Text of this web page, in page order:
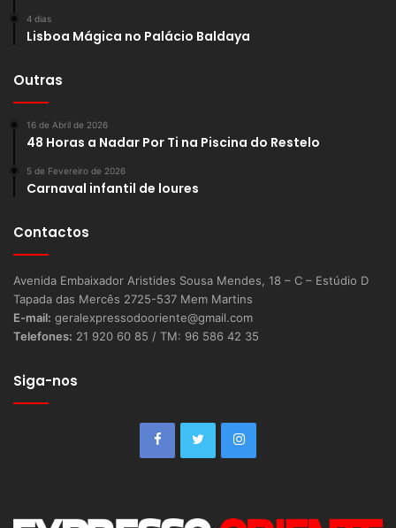
4 dias
Lisboa Mágica no Palácio Baldaya
Outras
16 de Abril de 2026
48 Horas a Nadar Por Ti na Piscina do Restelo
5 de Fevereiro de 2026
Carnaval infantil de loures
Contactos
Avenida Embaixador Aristides Sousa Mendes, 18 – C – Estúdio D
Tapada das Mercês 2725-537 Mem Martins
E-mail: geralexpressodooriente@gmail.com
Telefones: 21 920 60 85 / TM: 96 586 42 35
Siga-nos